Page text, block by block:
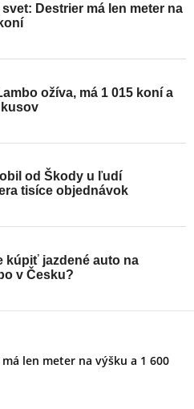
len meter na výšku a 1 600